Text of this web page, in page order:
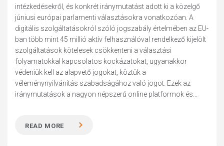
intézkedésekről, és konkrét iránymutatást adott ki a közelgő
júniusi európai parlamenti választásokra vonatkozóan. A
digitális szolgáltatásokról szóló jogszabály értelmében az EU-
ban több mint 45 millió aktív felhasználóval rendelkező kijelölt
szolgáltatások kötelesek csökkenteni a választási
folyamatokkal kapcsolatos kockázatokat, ugyanakkor
védeniük kell az alapvető jogokat, köztük a
véleménynyilvánítás szabadságához való jogot. Ezek az
iránymutatások a nagyon népszerű online platformok és...
READ MORE